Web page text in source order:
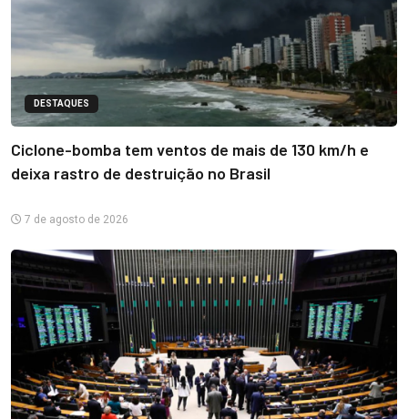
DESTAQUES
Ciclone-bomba tem ventos de mais de 130 km/h e
deixa rastro de destruição no Brasil
7 de agosto de 2026